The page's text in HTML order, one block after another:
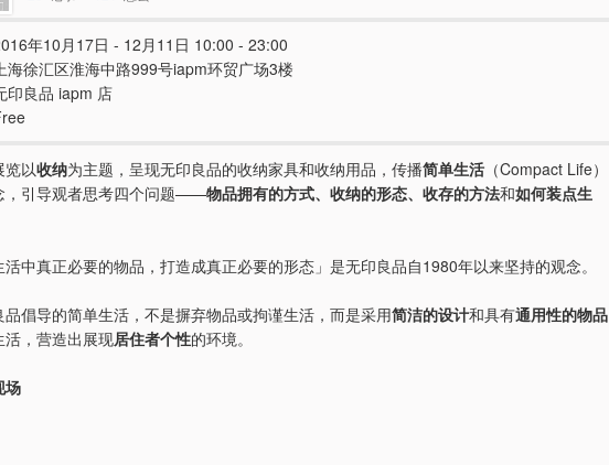
年10月17日 - 12月11日 10:00 - 23:00
上海徐汇区淮海中路999号iapm环贸广场3楼
印良品 iapm 店
览以收纳为主题，呈现无印良品的收纳家具和收纳用品，传播简单生活 （Compact Life）
，引导观者思考四个问题——物品拥有的方式、收纳的形态、收存的方法和如何装点生
活中真正必要的物品，打造成真正必要的形态」是无印良品自1980年以来坚持的观念。
品倡导的简单生活，不是摒弃物品或拘谨生活，而是采用简洁的设计和具有通用性的物品
活，营造出展现居住者个性的环境。
场